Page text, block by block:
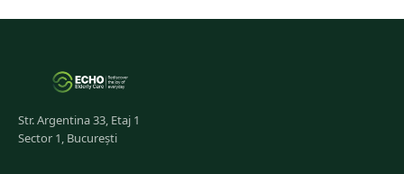
Str. Argentina 33, Etaj 1
Sector 1, București